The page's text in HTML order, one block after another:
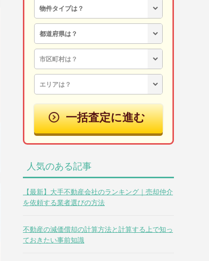
一括査定に進む
人気のある記事
【最新】大手不動産会社のランキング｜売却仲介
を依頼する業者選びの方法
不動産の減価償却の計算方法と計算する上で知っ
ておきたい事前知識